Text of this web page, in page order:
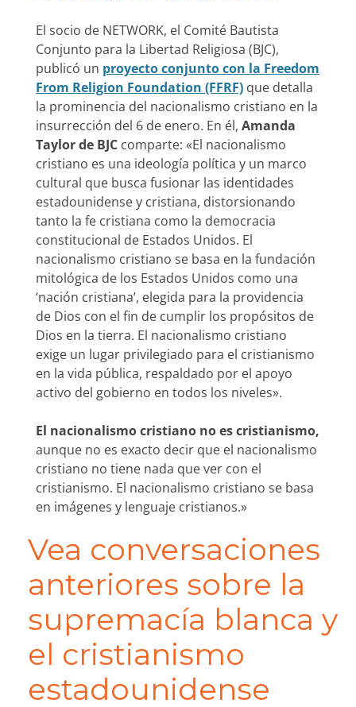
El socio de NETWORK, el Comité Bautista
Conjunto para la Libertad Religiosa (BJC),
publicó un proyecto conjunto con la Freedom
From Religion Foundation (FFRF) que detalla
la prominencia del nacionalismo cristiano en la
insurrección del 6 de enero. En él, Amanda
Taylor de BJC comparte: «El nacionalismo
cristiano es una ideología política y un marco
cultural que busca fusionar las identidades
estadounidense y cristiana, distorsionando
tanto la fe cristiana como la democracia
constitucional de Estados Unidos. El
nacionalismo cristiano se basa en la fundación
mitológica de los Estados Unidos como una
‘nación cristiana’, elegida para la providencia
de Dios con el fin de cumplir los propósitos de
Dios en la tierra. El nacionalismo cristiano
exige un lugar privilegiado para el cristianismo
en la vida pública, respaldado por el apoyo
activo del gobierno en todos los niveles».
El nacionalismo cristiano no es cristianismo,
aunque no es exacto decir que el nacionalismo
cristiano no tiene nada que ver con el
cristianismo. El nacionalismo cristiano se basa
en imágenes y lenguaje cristianos.»
Vea conversaciones
anteriores sobre la
supremacía blanca y
el cristianismo
estadounidense